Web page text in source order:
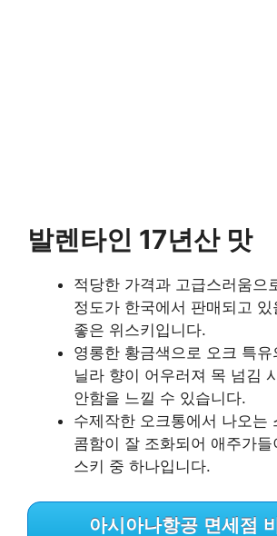
발렌타인 17년산 맛
적당한 가격과 고급스러움으
정도가 한국에서 판매되고
좋은 위스키입니다.
영롱한 황금색으로 오크 특
닐라 향이 어우러져 목 넘김
안함을 느낄 수 있습니다.
수제작한 오크통에서 나오는
콤함이 잘 조화되어 애주가들
스키 중 하나입니다.
아시아나항공 면세점